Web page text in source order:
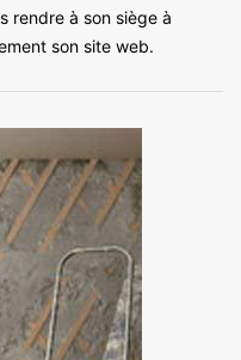
rendre à son siège à
son site web.